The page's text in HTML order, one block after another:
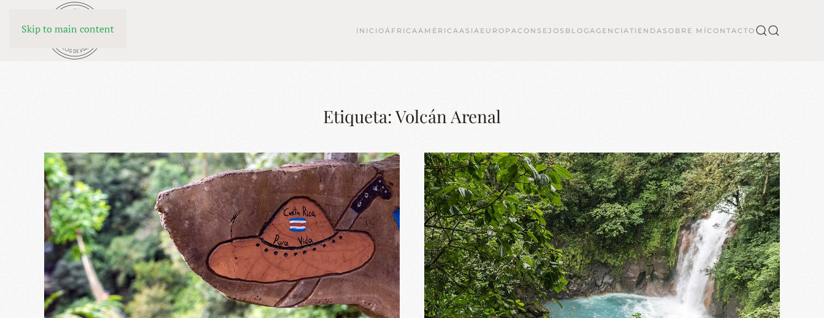
Skip to main content INICIOÁFRICAAMÉRICAASIA EUROPACONSEJOS BLOGAGENCIATIENDASOBRE MÍCONTACTO
Etiqueta:Volcán Arenal